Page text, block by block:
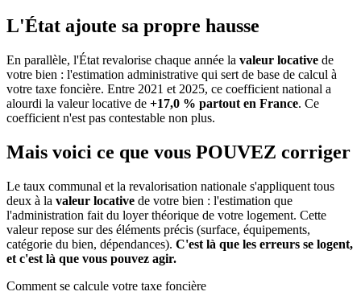
L'État ajoute sa propre hausse
En parallèle, l'État revalorise chaque année la valeur locative de
votre bien : l'estimation administrative qui sert de base de calcul à
votre taxe foncière. Entre 2021 et 2025, ce coefficient national a
alourdi la valeur locative de +17,0 % partout en France. Ce
coefficient n'est pas contestable non plus.
Mais voici ce que vous POUVEZ corriger
Le taux communal et la revalorisation nationale s'appliquent tous
deux à la valeur locative de votre bien : l'estimation que
l'administration fait du loyer théorique de votre logement. Cette
valeur repose sur des éléments précis (surface, équipements,
catégorie du bien, dépendances). C'est là que les erreurs se logent,
et c'est là que vous pouvez agir.
Comment se calcule votre taxe foncière